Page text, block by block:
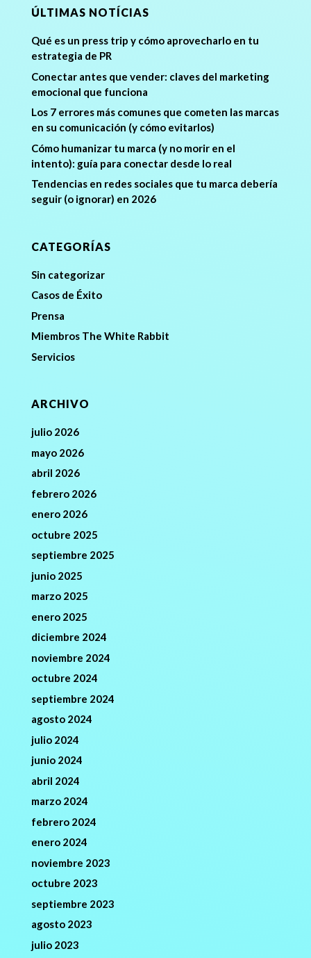
ÚLTIMAS NOTÍCIAS
Qué es un press trip y cómo aprovecharlo en tu
estrategia de PR
Conectar antes que vender: claves del marketing
emocional que funciona
Los 7 errores más comunes que cometen las marcas
en su comunicación (y cómo evitarlos)
Cómo humanizar tu marca (y no morir en el
intento): guía para conectar desde lo real
Tendencias en redes sociales que tu marca debería
seguir (o ignorar) en 2026
CATEGORÍAS
Sin categorizar
Casos de Éxito
Prensa
Miembros The White Rabbit
Servicios
ARCHIVO
julio 2026
mayo 2026
abril 2026
febrero 2026
enero 2026
octubre 2025
septiembre 2025
junio 2025
marzo 2025
enero 2025
diciembre 2024
noviembre 2024
octubre 2024
septiembre 2024
agosto 2024
julio 2024
junio 2024
abril 2024
marzo 2024
febrero 2024
enero 2024
noviembre 2023
octubre 2023
septiembre 2023
agosto 2023
julio 2023